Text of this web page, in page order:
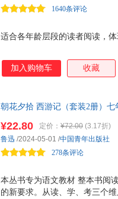
适合各年龄层段的读者阅读，
1640条评论
加入购物车 收藏
朝花夕拾 西游记（套装2册）
册》、名师视频课。
本丛书专为语文教材 整本书阅
的新要求。从读、学、考三个
¥22.80 定价： ¥72.00 (3.17折)
278条评论
鲁迅 /2024-05-01 /中国青年出版社